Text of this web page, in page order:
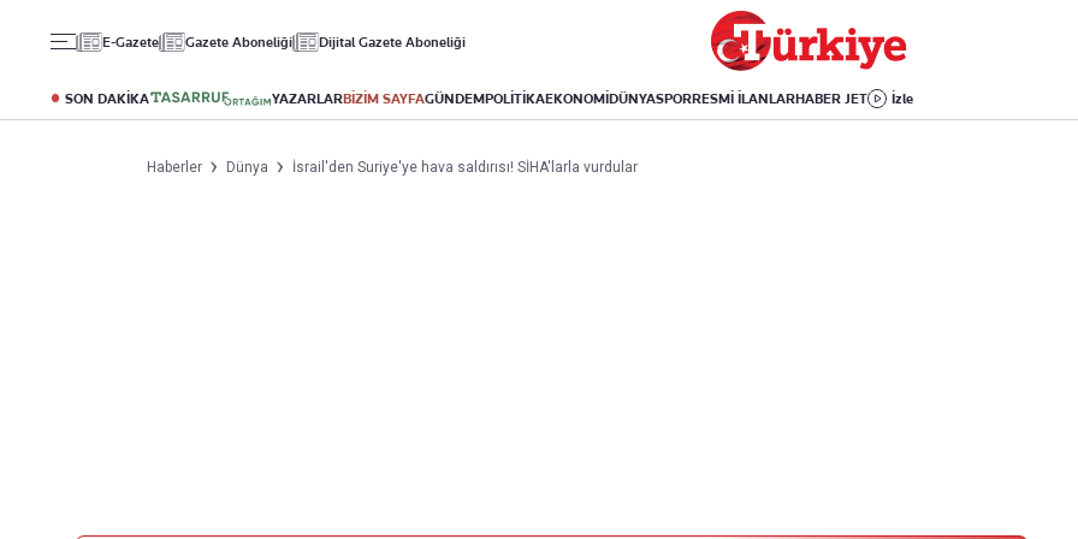
E-Gazete Gazete Aboneliği Dijital Gazete Aboneliği
SON DAKİKA YAZARLARBİZİM SAYFAGÜNDEMPOLİTİKAEKONOMİDÜNYASPORRESMİ İLANLARHABER JET İzle
Altın
Döviz
Kripto Para
Puan Durumu
Fikstür
Avrupa Ligi
Avrupa
Amerika
İsrail-Gazze
Yaşam
Sağlık
Yemek
Kitap
Haberler Dünya İsrail'den Suriye'ye hava saldırısı! SİHA'larla vurdular